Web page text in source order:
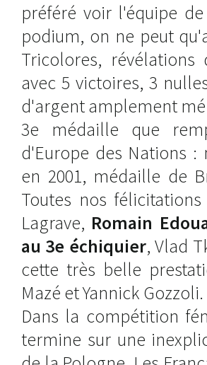
préféré voir l'équipe
podium, on ne peut
Tricolores,
avec 5 victoires, 3
d'argent amplement
3e médaille que
d'Europe des Nations :
en 2001, médaille de
Toutes nos
Lagrave, Romain
au 3e échiquier, Vlad
cette très belle
Mazé et Yannick Gozzoli.
Dans la compétition
termine sur une